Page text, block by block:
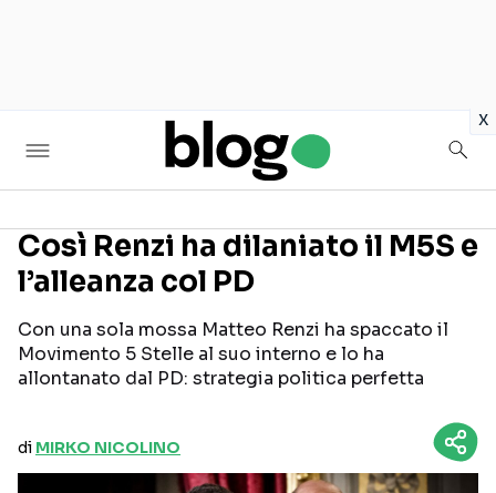
x
Seguici sui social
Così Renzi ha dilaniato il M5S e
l’alleanza col PD
Con una sola mossa Matteo Renzi ha spaccato il
Movimento 5 Stelle al suo interno e lo ha
allontanato dal PD: strategia politica perfetta
di MIRKO NICOLINO